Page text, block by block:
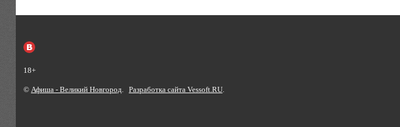
18+
© Афиша - Великий Новгород Разработка сайта Vessoft.RU.